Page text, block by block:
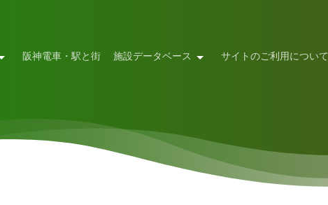
阪神電車・駅と街 施設データベース サイトのご利用について